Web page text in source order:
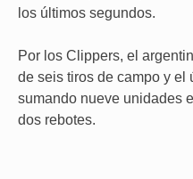
los últimos segundos.
Por los Clippers, el
de seis tiros de campo y el
sumando nueve unidades
dos rebotes.